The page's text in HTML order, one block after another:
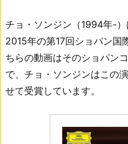
チョ・ソンジン（1994年-）
2015年の第17回ショパン国
ちらの動画はそのショパン
で、チョ・ソンジンはこの
せて受賞しています。